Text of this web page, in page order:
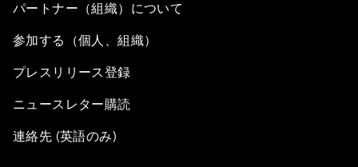
パートナー（組織）について
参加する（個人、組織）
プレスリリース登録
ニュースレター購読
連絡先 (英語のみ)